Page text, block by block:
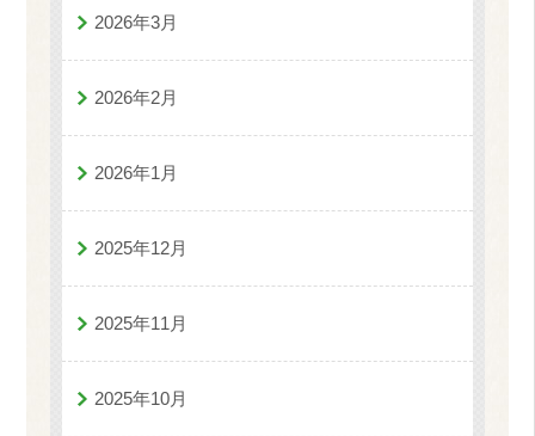
2026年3月
2026年2月
2026年1月
2025年12月
2025年11月
2025年10月